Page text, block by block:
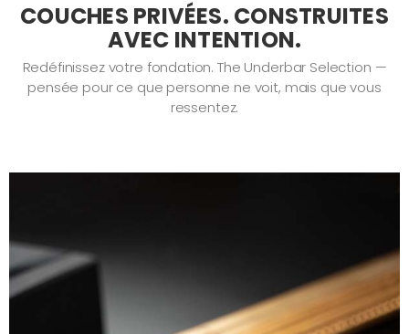
COUCHES PRIVÉES. CONSTRUITES
AVEC INTENTION.
Redéfinissez votre fondation. The Underbar Selection —
pensée pour ce que personne ne voit, mais que vous
ressentez.